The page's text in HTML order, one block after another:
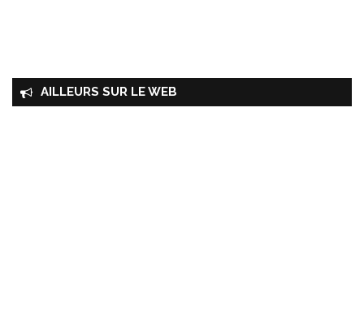
AILLEURS SUR LE WEB